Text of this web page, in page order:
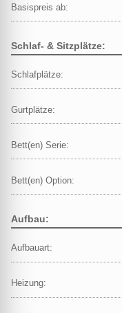
Basispreis ab:
Schlaf- & Sitzplätze:
Schlafplätze:
Gurtplätze:
Bett(en) Serie:
Bett(en) Option:
Aufbau:
Aufbauart:
Heizung: